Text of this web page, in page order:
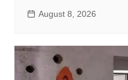
August 8, 2026